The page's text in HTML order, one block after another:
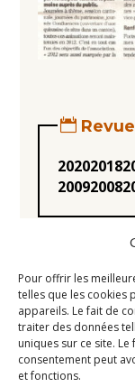
Pour offrir les
telles que les cookies
appareils. Le fait de
traiter des données
uniques sur ce site.
consentement peut
et fonctions.
20202018
20092008